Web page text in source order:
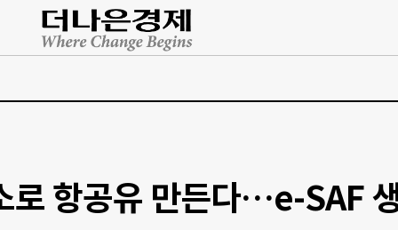
로 항공유 만든다…e-SAF